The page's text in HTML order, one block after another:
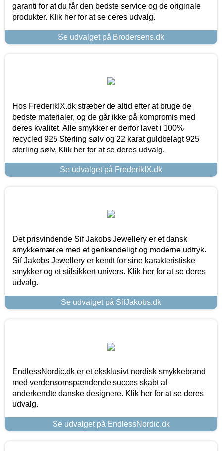
garanti for at du får den bedste service og de originale
produkter. Klik her for at se deres udvalg.
Se udvalget på Brodersens.dk
Hos FrederikIX.dk stræber de altid efter at bruge de
bedste materialer, og de går ikke på kompromis med
deres kvalitet. Alle smykker er derfor lavet i 100%
recycled 925 Sterling sølv og 22 karat guldbelagt 925
sterling sølv. Klik her for at se deres udvalg.
Se udvalget på FrederikIX.dk
Det prisvindende Sif Jakobs Jewellery er et dansk
smykkemærke med et genkendeligt og moderne udtryk.
Sif Jakobs Jewellery er kendt for sine karakteristiske
smykker og et stilsikkert univers. Klik her for at se deres
udvalg.
Se udvalget på SifJakobs.dk
EndlessNordic.dk er et eksklusivt nordisk smykkebrand
med verdensomspændende succes skabt af
anderkendte danske designere. Klik her for at se deres
udvalg.
Se udvalget på EndlessNordic.dk